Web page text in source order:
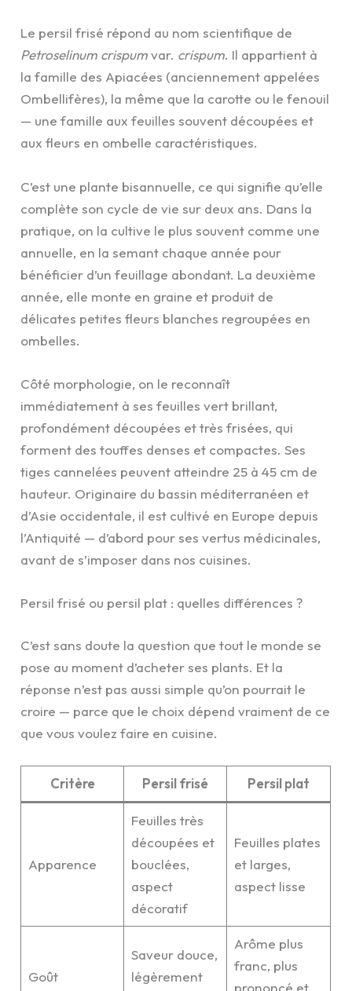
Le persil frisé répond au nom scientifique de
Petroselinum crispumvar. crispum. Il appartient à
la famille des Apiacées (anciennement appelées
Ombellifères), la même que la carotte ou le fenouil
— une famille aux feuilles souvent découpées et
aux fleurs en ombelle caractéristiques.
C’est une plante bisannuelle, ce qui signifie qu’elle
complète son cycle de vie sur deux ans. Dans la
pratique, on la cultive le plus souvent comme une
annuelle, en la semant chaque année pour
bénéficier d’un feuillage abondant. La deuxième
année, elle monte en graine et produit de
délicates petites fleurs blanches regroupées en
ombelles.
Côté morphologie, on le reconnaît
immédiatement à ses feuilles vert brillant,
profondément découpées et très frisées, qui
forment des touffes denses et compactes. Ses
tiges cannelées peuvent atteindre 25 à 45 cm de
hauteur. Originaire du bassin méditerranéen et
d’Asie occidentale, il est cultivé en Europe depuis
l’Antiquité — d’abord pour ses vertus médicinales,
avant de s’imposer dans nos cuisines.
Persil frisé ou persil plat : quelles différences ?
C’est sans doute la question que tout le monde se
pose au moment d’acheter ses plants. Et la
réponse n’est pas aussi simple qu’on pourrait le
croire — parce que le choix dépend vraiment de ce
que vous voulez faire en cuisine.
Critère Persil frisé Persil plat
Apparence
Feuilles très
découpées et
bouclées,
aspect
décoratif
Feuilles plates
et larges,
aspect lisse
Goût
Saveur douce,
légèrement
Arôme plus
franc, plus
prononcé et